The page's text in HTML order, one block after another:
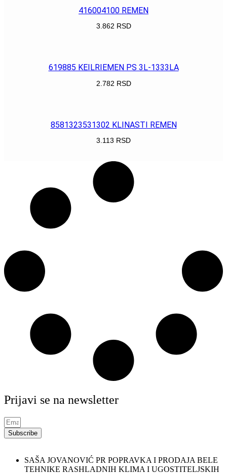
416004100 REMEN
3.862 RSD
619885 KEILRIEMEN PS 3L-1333LA
2.782 RSD
8581323531302 KLINASTI REMEN
3.113 RSD
Prijavi se na newsletter
Subscribe
SAŠA JOVANOVIĆ PR POPRAVKA I PRODAJA BELE
TEHNIKE RASHLADNIH KLIMA I UGOSTITELJSKIH